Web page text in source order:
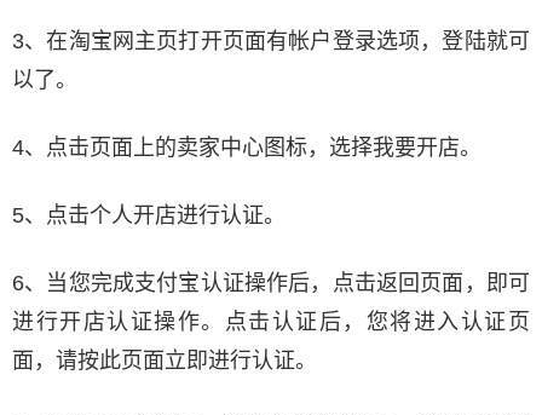
3、在淘宝网主页打开页面有帐户登录选项，登陆就可
以了。
4、点击页面上的卖家中心图标，选择我要开店。
5、点击个人开店进行认证。
6、当您完成支付宝认证操作后，点击返回页面，即可
进行开店认证操作。点击认证后，您将进入认证页
面，请按此页面立即进行认证。